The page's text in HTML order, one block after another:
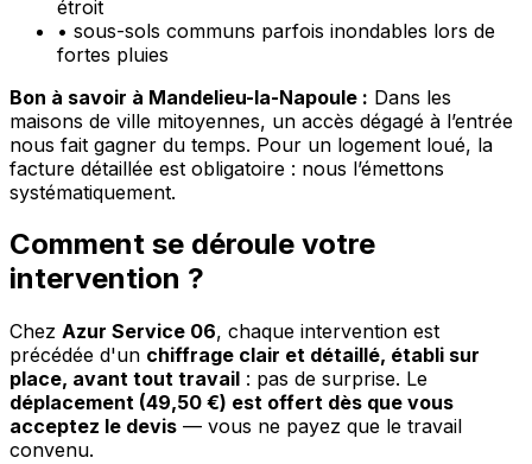
étroit
• sous-sols communs parfois inondables lors de
fortes pluies
Bon à savoir à Mandelieu-la-Napoule : Dans les
maisons de ville mitoyennes, un accès dégagé à l’entrée
nous fait gagner du temps. Pour un logement loué, la
facture détaillée est obligatoire : nous l’émettons
systématiquement.
Comment se déroule votre
intervention ?
Chez Azur Service 06, chaque intervention est
précédée d'un chiffrage clair et détaillé, établi sur
place, avant tout travail : pas de surprise. Le
déplacement (49,50 €) est offert dès que vous
acceptez le devis — vous ne payez que le travail
convenu.